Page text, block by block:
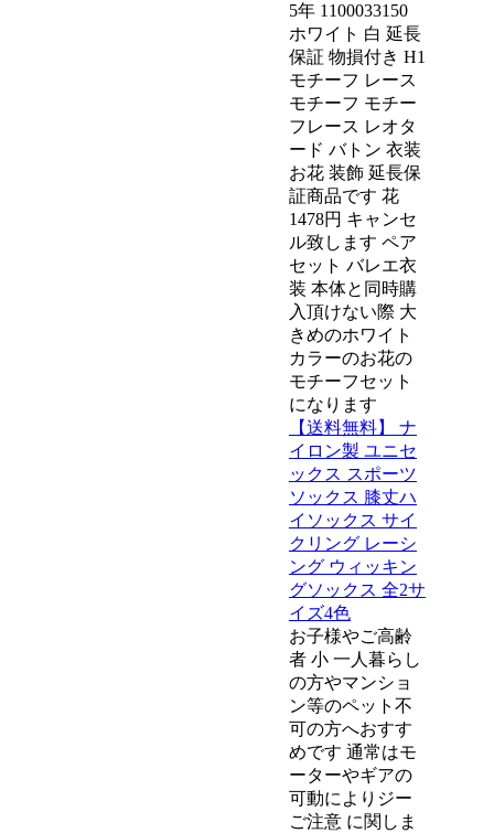
5年 1100033150
ホワイト 白 延長
保証 物損付き H1
モチーフ レース
モチーフ モチー
フレース レオタ
ード バトン 衣装
お花 装飾 延長保
証商品です 花
1478円 キャンセ
ル致します ペア
セット バレエ衣
装 本体と同時購
入頂けない際 大
きめのホワイト
カラーのお花の
モチーフセット
になります
【送料無料】 ナ
イロン製 ユニセ
ックス スポーツ
ソックス 膝丈ハ
イソックス サイ
クリング レーシ
ング ウィッキン
グソックス 全2サ
イズ4色
お子様やご高齢
者 小 一人暮らし
の方やマンショ
ン等のペット不
可の方へおすす
めです 通常はモ
ーターやギアの
可動によりジー
ご注意 に関しま